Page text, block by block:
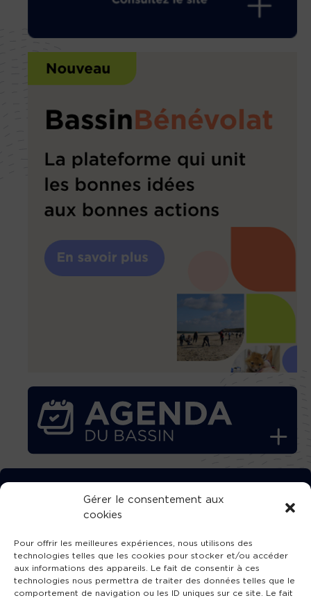
Gérer le consentement aux
cookies
Pour offrir les meilleures expériences, nous utilisons des
technologies telles que les cookies pour stocker et/ou accéder
aux informations des appareils. Le fait de consentir à ces
technologies nous permettra de traiter des données telles que le
comportement de navigation ou les ID uniques sur ce site. Le fait
TÉLÉCHARGEZ GRATUITEMENT
L’APPLICATION TVBA !